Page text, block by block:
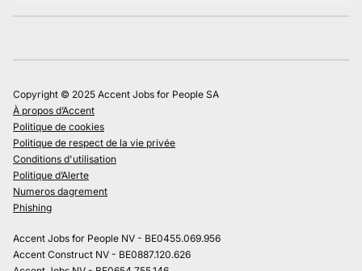
Copyright © 2025 Accent Jobs for People SA
À propos d’Accent
Politique de cookies
Politique de respect de la vie privée
Conditions d'utilisation
Politique d’Alerte
Numeros dagrement
Phishing
Accent Jobs for People NV - BE0455.069.956
Accent Construct NV - BE0887.120.626